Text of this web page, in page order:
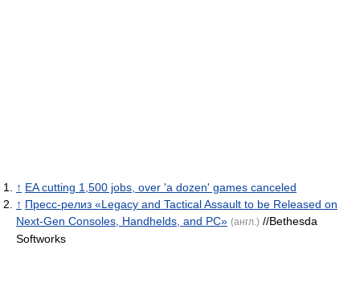
↑ EA cutting 1,500 jobs, over 'a dozen' games canceled
↑ Пресс-релиз «Legacy and Tactical Assault to be Released on
Next-Gen Consoles, Handhelds, and PC» (англ.) //Bethesda
Softworks